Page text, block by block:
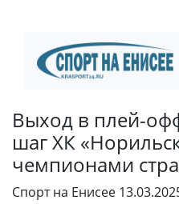
Выход в плей-
шаг ХК
чемпионами
Спорт на Енисее